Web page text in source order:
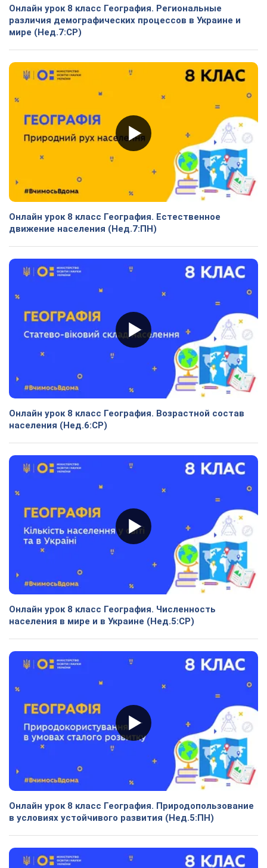
Онлайн урок 8 класс География. Региональные
различия демографических процессов в Украине и
мире (Нед.7:СР)
Онлайн урок 8 класс География. Естественное
движение населения (Нед.7:ПН)
Онлайн урок 8 класс География. Возрастной состав
населения (Нед.6:СР)
Онлайн урок 8 класс География. Численность
населения в мире и в Украине (Нед.5:СР)
Онлайн урок 8 класс География. Природопользование
в условиях устойчивого развития (Нед.5:ПН)